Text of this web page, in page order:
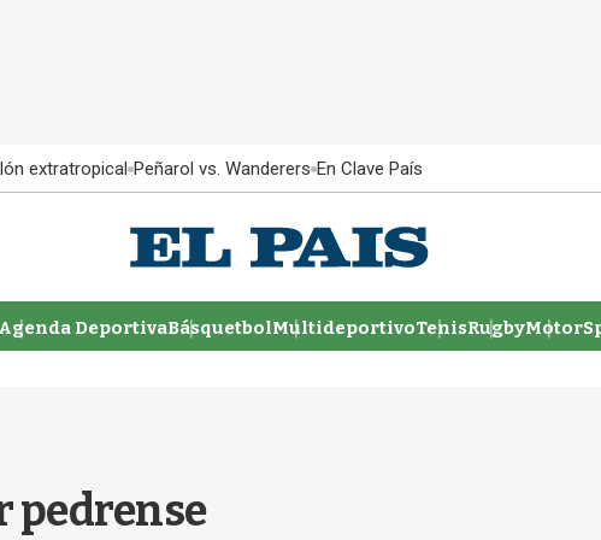
extratropical Peñarol vs. Wanderers En Clave País
Agenda DeportivaBásquetbolMultideportivoTenisRugby
pedrense